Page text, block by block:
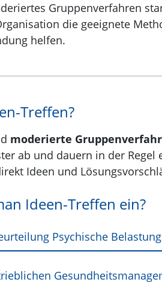
Gruppenverfahren
die geeignete
helfen.
Treffen?
moderierte
ab und dauern in der
Ideen und
Ideen-Treffen ein?
Psychische Belastung